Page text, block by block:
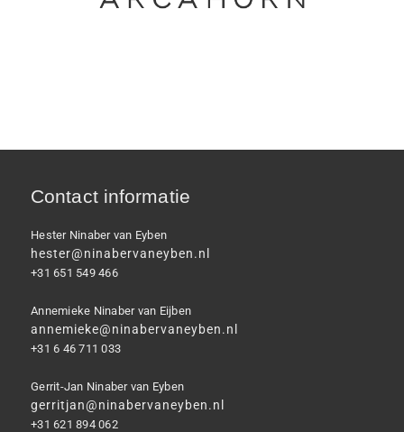
Contact informatie
Hester Ninaber van Eyben
hester@ninabervaneyben.nl
+31 651 549 466
Annemieke Ninaber van Eijben
annemieke@ninabervaneyben.nl
+31 6 46 711 033
Gerrit-Jan Ninaber van Eyben
gerritjan@ninabervaneyben.nl
+31 621 894 062